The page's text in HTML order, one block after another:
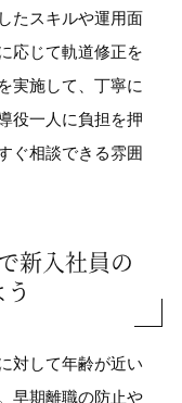
たスキルや運用面
応じて軌道修正を
実施して、丁寧に
役一人に負担を押
ぐ相談できる雰囲
新入社員の
対して年齢が近い
早期離職の防止や